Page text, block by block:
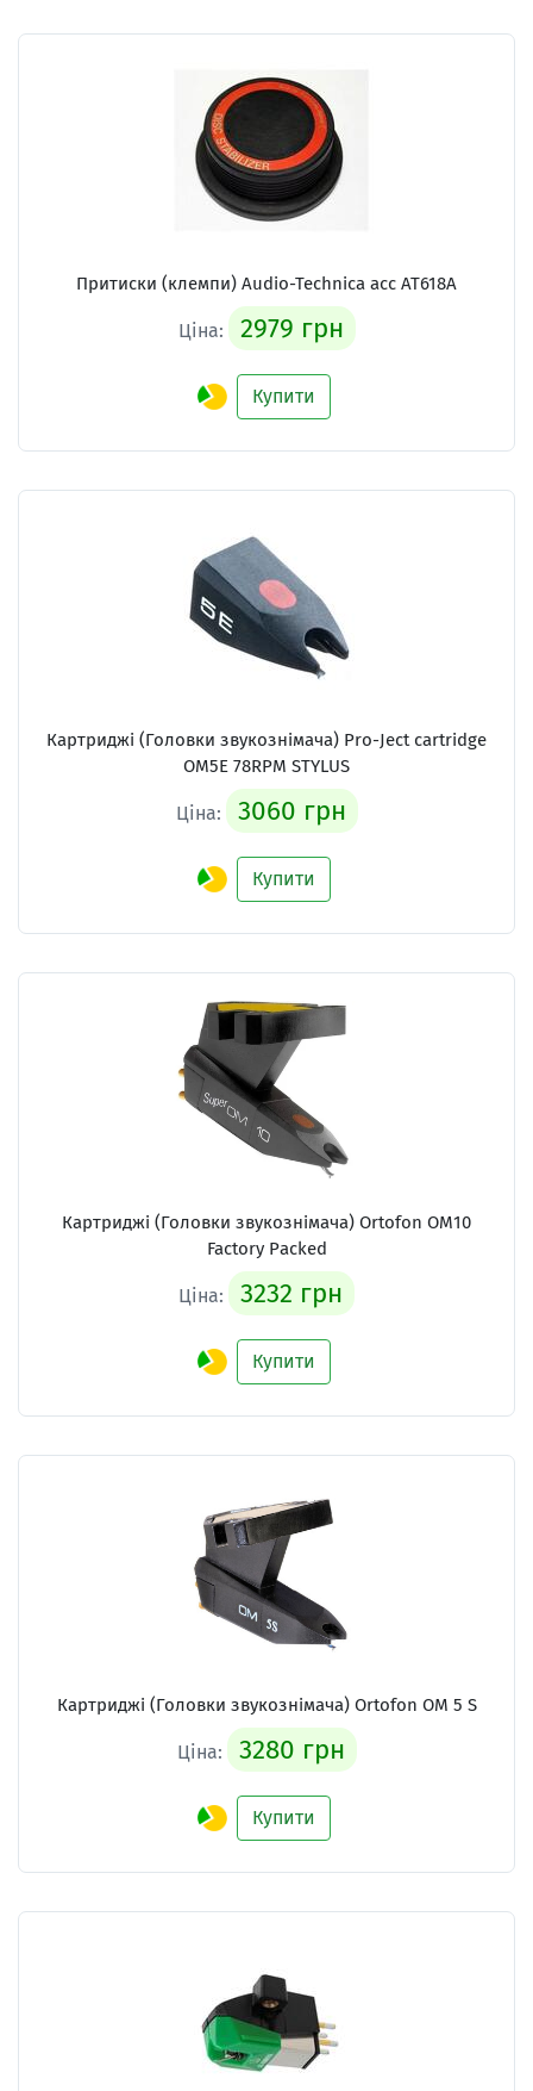
Притиски (клемпи) Audio-Technica acc AT618A
Ціна: 2979 грн
Купити
Картриджі (Головки звукознімача) Pro-Ject cartridge
OM5E 78RPM STYLUS
Ціна: 3060 грн
Купити
Картриджі (Головки звукознімача) Ortofon OM10
Factory Packed
Ціна: 3232 грн
Купити
Картриджі (Головки звукознімача) Ortofon OM 5 S
Ціна: 3280 грн
Купити